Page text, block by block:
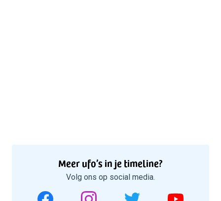
Meer ufo’s in je timeline?
Volg ons op social media.